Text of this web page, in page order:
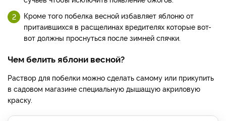
Кроме того побелка весной избавляет яблоню от
притаившихся в расщелинах вредителях которые вот-
вот должны проснуться после зимней спячки.
Чем белить яблони весной?
Раствор для побелки можно сделать самому или прикупить
в садовом магазине специальную дышащую акриловую
краску.